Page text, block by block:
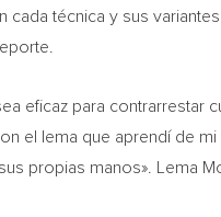
técnica y sus
eficaz para contrarrestar
el lema que aprendí de
propias manos».
Lema